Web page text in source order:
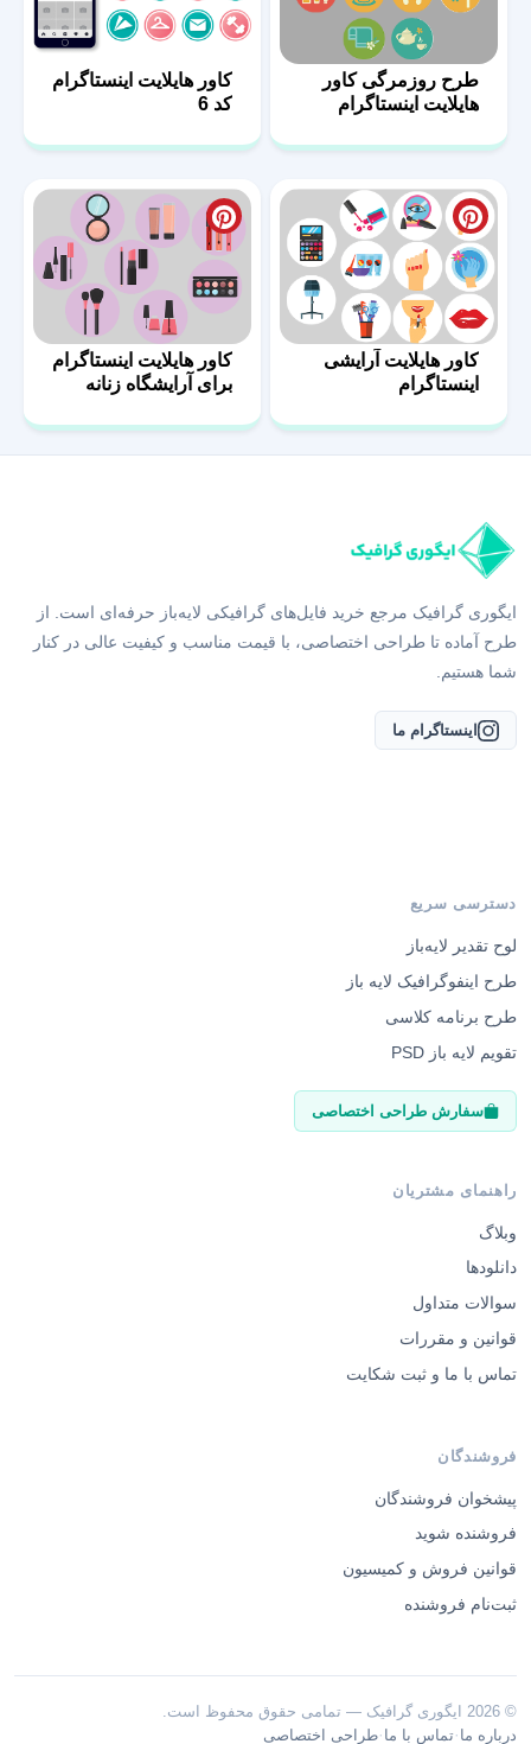
طرح روزمرگی کاور
هایلایت اینستاگرام
کاور هایلایت اینستاگرام
کد 6
کاور هایلایت آرایشی
اینستاگرام
کاور هایلایت اینستاگرام
برای آرایشگاه زنانه
ایگوری گرافیک مرجع خرید فایل‌های گرافیکی لایه‌باز حرفه‌ای است. از
طرح آماده تا طراحی اختصاصی، با قیمت مناسب و کیفیت عالی در کنار
شما هستیم.
اینستاگرام ما
دسترسی سریع
لوح تقدیر لایه‌باز
طرح اینفوگرافیک لایه باز
طرح برنامه کلاسی
تقویم لایه باز PSD
سفارش طراحی اختصاصی
راهنمای مشتریان
وبلاگ
دانلودها
سوالات متداول
قوانین و مقررات
تماس با ما و ثبت شکایت
فروشندگان
پیشخوان فروشندگان
فروشنده شوید
قوانین فروش و کمیسیون
ثبت‌نام فروشنده
© 2026 ایگوری گرافیک — تمامی حقوق محفوظ است.
درباره ما ·تماس با ما ·طراحی اختصاصی